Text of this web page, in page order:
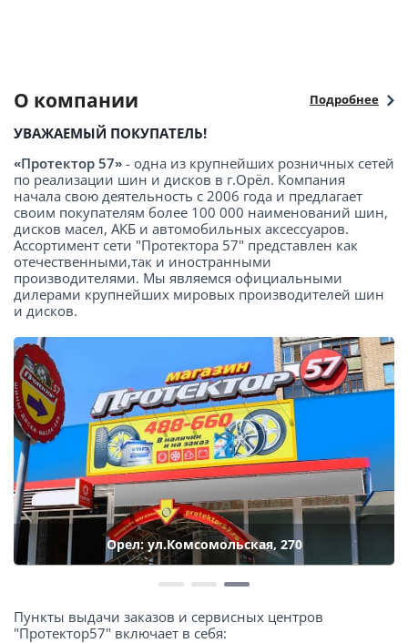
О компании Подробнее
Орел: ул.Комсомольская, 270
УВАЖАЕМЫЙ ПОКУПАТЕЛЬ!
«Протектор 57» - одна из крупнейших розничных сетей
по реализации шин и дисков в г.Орёл. Компания
начала свою деятельность с 2006 года и предлагает
своим покупателям более 100 000 наименований шин,
дисков масел, АКБ и автомобильных аксессуаров.
Ассортимент сети "Протектора 57" представлен как
отечественными,так и иностранными
производителями. Мы являемся официальными
дилерами крупнейших мировых производителей шин
и дисков.
Пункты выдачи заказов и сервисных центров
"Протектор57" включает в себя: